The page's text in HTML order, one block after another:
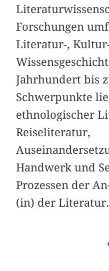
Forschungen
Literatur-,
Jahrhundert bis
Schwerpunkte
ethnologischer
Reiseliteratur,
Handwerk und
Prozessen der
(in) der Literatur.